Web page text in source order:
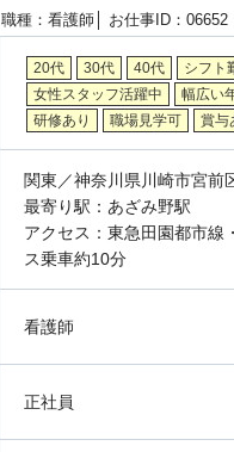
職種：看護師│ お仕事ID：06652
20代 30代 40代 シフト
女性スタッフ活躍中
幅広い
研修あり
職場見学可 賞与
関東／神奈川県川崎市宮前
最寄り駅：あざみ野駅
アクセス：東急田園都市線
ス乗車約10分
看護師
正社員